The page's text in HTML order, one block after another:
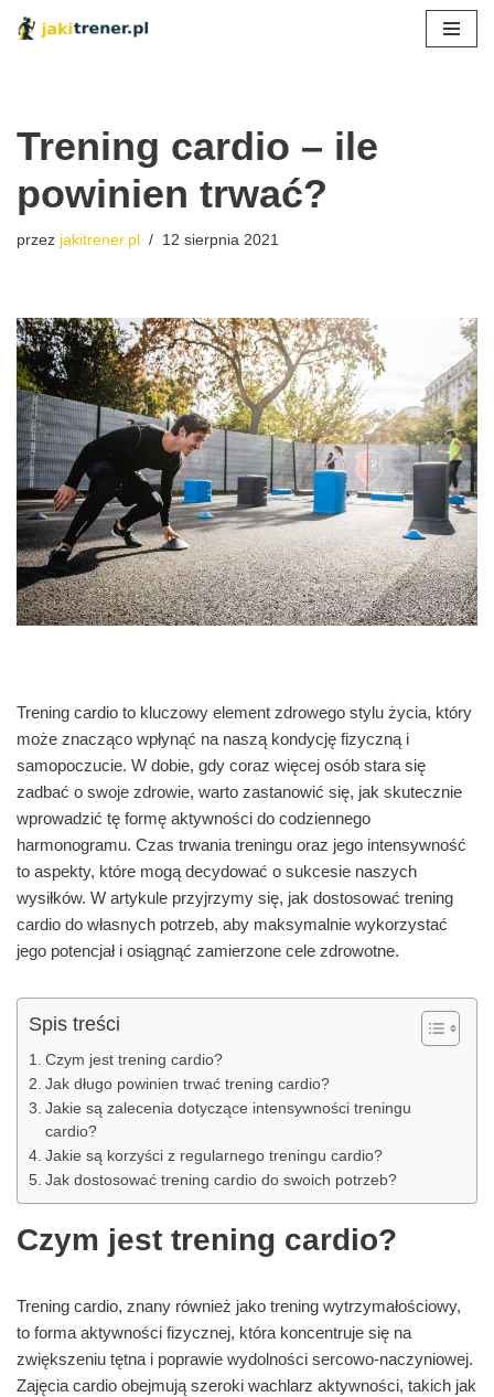
Trening cardio – ile
powinien trwać?
przez jakitrener.pl 12 sierpnia 2021
Trening cardio to kluczowy element zdrowego stylu życia, który
może znacząco wpłynąć na naszą kondycję fizyczną i
samopoczucie. W dobie, gdy coraz więcej osób stara się
zadbać o swoje zdrowie, warto zastanowić się, jak skutecznie
wprowadzić tę formę aktywności do codziennego
harmonogramu. Czas trwania treningu oraz jego intensywność
to aspekty, które mogą decydować o sukcesie naszych
wysiłków. W artykule przyjrzymy się, jak dostosować trening
cardio do własnych potrzeb, aby maksymalnie wykorzystać
jego potencjał i osiągnąć zamierzone cele zdrowotne.
Spis treści
Czym jest trening cardio?
Jak długo powinien trwać trening cardio?
Jakie są zalecenia dotyczące intensywności treningu
cardio?
Jakie są korzyści z regularnego treningu cardio?
Jak dostosować trening cardio do swoich potrzeb?
Czym jest trening cardio?
Trening cardio, znany również jako trening wytrzymałościowy,
to forma aktywności fizycznej, która koncentruje się na
zwiększeniu tętna i poprawie wydolności sercowo-naczyniowej.
Zajęcia cardio obejmują szeroki wachlarz aktywności, takich jak